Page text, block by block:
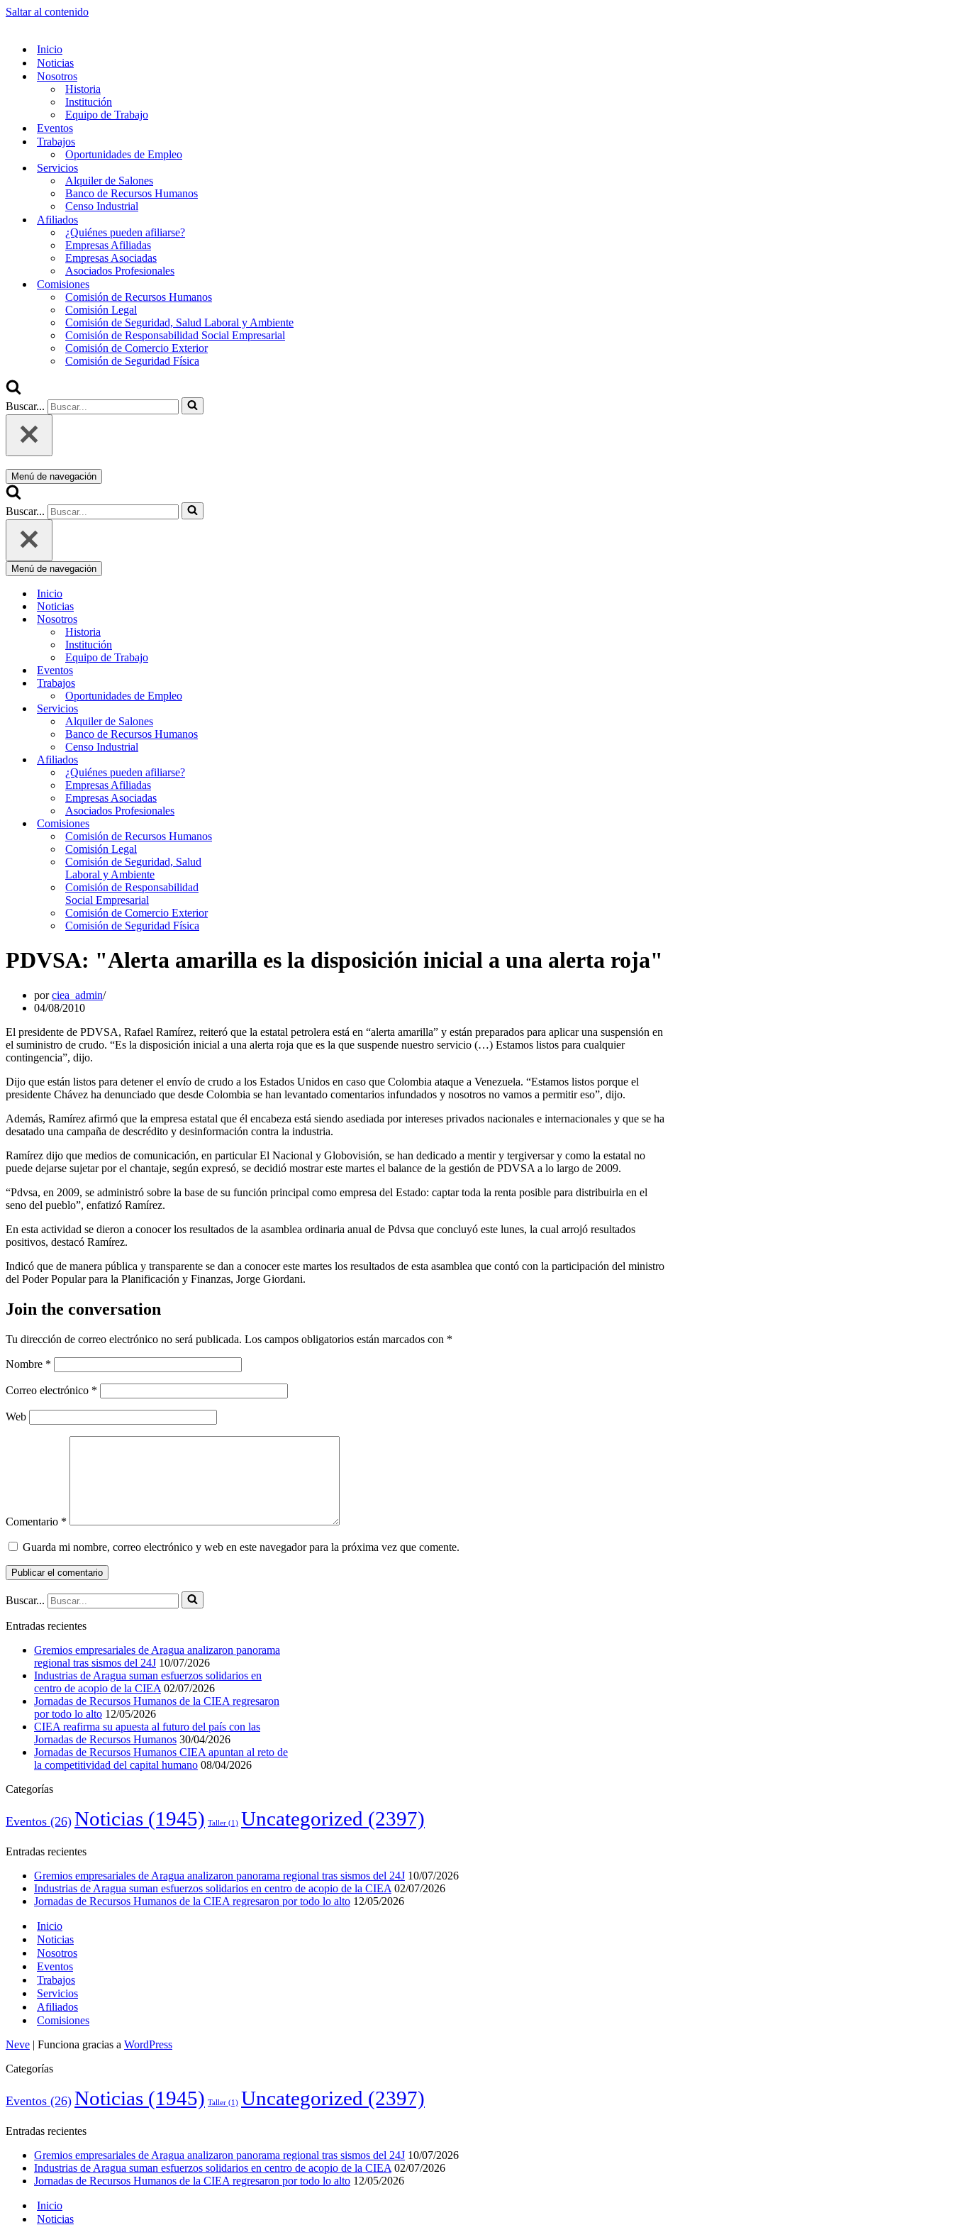
Saltar al contenido
Inicio
Noticias
Nosotros
Historia
Institución
Equipo de Trabajo
Eventos
Trabajos
Oportunidades de Empleo
Servicios
Alquiler de Salones
Banco de Recursos Humanos
Censo Industrial
Afiliados
¿Quiénes pueden afiliarse?
Empresas Afiliadas
Empresas Asociadas
Asociados Profesionales
Comisiones
Comisión de Recursos Humanos
Comisión Legal
Comisión de Seguridad, Salud Laboral y Ambiente
Comisión de Responsabilidad Social Empresarial
Comisión de Comercio Exterior
Comisión de Seguridad Física
Buscar...
Menú de navegación
Buscar...
Menú de navegación
Inicio
Noticias
Nosotros
Historia
Institución
Equipo de Trabajo
Eventos
Trabajos
Oportunidades de Empleo
Servicios
Alquiler de Salones
Banco de Recursos Humanos
Censo Industrial
Afiliados
¿Quiénes pueden afiliarse?
Empresas Afiliadas
Empresas Asociadas
Asociados Profesionales
Comisiones
Comisión de Recursos Humanos
Comisión Legal
Comisión de Seguridad, Salud
Laboral y Ambiente
Comisión de Responsabilidad
Social Empresarial
Comisión de Comercio Exterior
Comisión de Seguridad Física
PDVSA: "Alerta amarilla es la disposición inicial a una alerta roja"
porciea_admin
04/08/2010
El presidente de PDVSA, Rafael Ramírez, reiteró que la estatal petrolera está en “alerta amarilla” y están preparados para aplicar una suspensión en
el suministro de crudo. “Es la disposición inicial a una alerta roja que es la que suspende nuestro servicio (…) Estamos listos para cualquier
contingencia”, dijo.
Dijo que están listos para detener el envío de crudo a los Estados Unidos en caso que Colombia ataque a Venezuela. “Estamos listos porque el
presidente Chávez ha denunciado que desde Colombia se han levantado comentarios infundados y nosotros no vamos a permitir eso”, dijo.
Además, Ramírez afirmó que la empresa estatal que él encabeza está siendo asediada por intereses privados nacionales e internacionales y que se ha
desatado una campaña de descrédito y desinformación contra la industria.
Ramírez dijo que medios de comunicación, en particular El Nacional y Globovisión, se han dedicado a mentir y tergiversar y como la estatal no
puede dejarse sujetar por el chantaje, según expresó, se decidió mostrar este martes el balance de la gestión de PDVSA a lo largo de 2009.
“Pdvsa, en 2009, se administró sobre la base de su función principal como empresa del Estado: captar toda la renta posible para distribuirla en el
seno del pueblo”, enfatizó Ramírez.
En esta actividad se dieron a conocer los resultados de la asamblea ordinaria anual de Pdvsa que concluyó este lunes, la cual arrojó resultados
positivos, destacó Ramírez.
Indicó que de manera pública y transparente se dan a conocer este martes los resultados de esta asamblea que contó con la participación del ministro
del Poder Popular para la Planificación y Finanzas, Jorge Giordani.
Join the conversation
Tu dirección de correo electrónico no será publicada. Los campos obligatorios están marcados con *
Nombre *
Correo electrónico *
Web
Comentario *
Guarda mi nombre, correo electrónico y web en este navegador para la próxima vez que comente.
Buscar...
Entradas recientes
Gremios empresariales de Aragua analizaron panorama
regional tras sismos del 24J 10/07/2026
Industrias de Aragua suman esfuerzos solidarios en
centro de acopio de la CIEA 02/07/2026
Jornadas de Recursos Humanos de la CIEA regresaron
por todo lo alto 12/05/2026
CIEA reafirma su apuesta al futuro del país con las
Jornadas de Recursos Humanos 30/04/2026
Jornadas de Recursos Humanos CIEA apuntan al reto de
la competitividad del capital humano 08/04/2026
Categorías
Eventos (26) Noticias (1945) Taller (1) Uncategorized (2397)
Entradas recientes
Gremios empresariales de Aragua analizaron panorama regional tras sismos del 24J 10/07/2026
Industrias de Aragua suman esfuerzos solidarios en centro de acopio de la CIEA 02/07/2026
Jornadas de Recursos Humanos de la CIEA regresaron por todo lo alto 12/05/2026
Inicio
Noticias
Nosotros
Eventos
Trabajos
Servicios
Afiliados
Comisiones
Neve | Funciona gracias a WordPress
Categorías
Eventos (26) Noticias (1945) Taller (1) Uncategorized (2397)
Entradas recientes
Gremios empresariales de Aragua analizaron panorama regional tras sismos del 24J 10/07/2026
Industrias de Aragua suman esfuerzos solidarios en centro de acopio de la CIEA 02/07/2026
Jornadas de Recursos Humanos de la CIEA regresaron por todo lo alto 12/05/2026
Inicio
Noticias